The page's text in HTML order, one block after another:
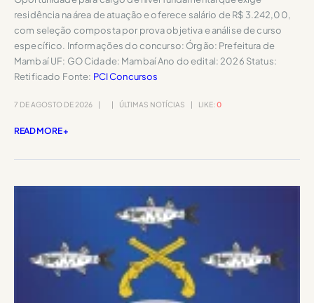
residência na área de atuação e oferece salário de R$ 3.242,00,
com seleção composta por prova objetiva e análise de curso
específico. Informações do concurso: Órgão: Prefeitura de
Mambaí UF: GO Cidade: Mambaí Ano do edital: 2026 Status:
Retificado Fonte: PCI Concursos
7 DE AGOSTO DE 2026 ÚLTIMAS NOTÍCIAS LIKE: 0
READ MORE +